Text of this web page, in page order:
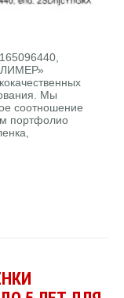
Мы
соотношение
портфолио